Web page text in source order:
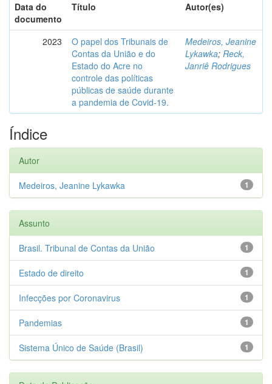
Data do
documento
Título Autor(es)
2023
O papel dos Tribunais de
Contas da União e do
Estado do Acre no
controle das políticas
públicas de saúde durante
a pandemia de Covid-19.
Medeiros, Jeanine
Lykawka; Reck,
Janriê Rodrigues
Índice
Autor
1
Medeiros, Jeanine Lykawka
Assunto
1
Brasil. Tribunal de Contas da União
1
Estado de direito
1
Infecções por Coronavirus
1
Pandemias
1
Sistema Único de Saúde (Brasil)